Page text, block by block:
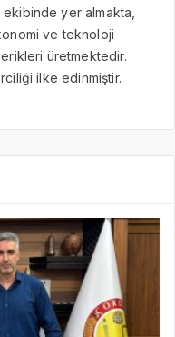
yer almakta,
ve teknoloji
üretmektedir.
ilke edinmiştir.